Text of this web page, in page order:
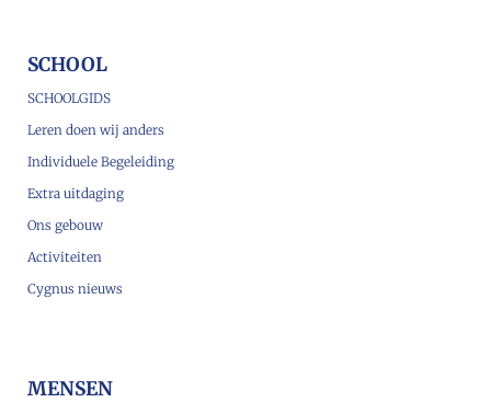
SCHOOL
SCHOOLGIDS
Leren doen wij anders
Individuele Begeleiding
Extra uitdaging
Ons gebouw
Activiteiten
Cygnus nieuws
MENSEN